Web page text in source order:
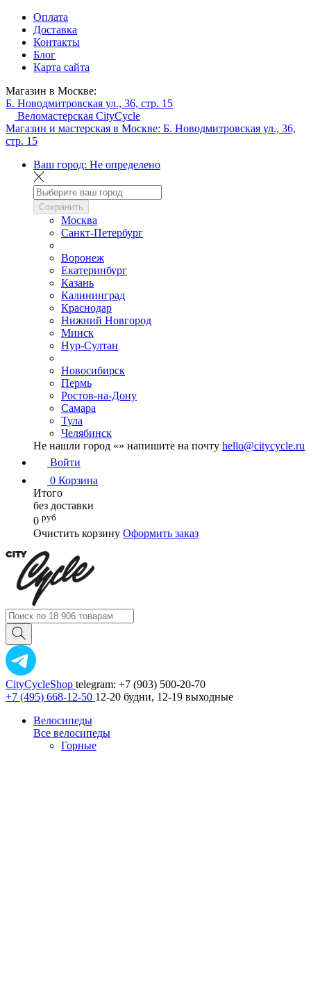
Оплата
Доставка
Контакты
Блог
Карта сайта
Магазин в Москве:
Б. Новодмитровская ул., 36, стр. 15
Веломастерская CityCycle
Магазин и мастерская в Москве: Б. Новодмитровская ул., 36,
стр. 15
Ваш город: Не определено
Сохранить
Москва
Санкт-Петербург
Воронеж
Екатеринбург
Казань
Калининград
Краснодар
Нижний Новгород
Минск
Нур-Султан
Новосибирск
Пермь
Ростов-на-Дону
Самара
Тула
Челябинск
Не нашли город «» напишите на почту hello@citycycle.ru
Войти
0 Корзина
Итого
без доставки
0 руб
Очистить корзину Оформить заказ
CityCycleShop telegram: +7 (903) 500-20-70
+7 (495) 668-12-50 12-20 будни, 12-19 выходные
Велосипеды
Все велосипеды
Горные